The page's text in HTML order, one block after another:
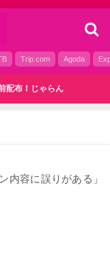
Trip.com Agoda
配布！じゃらん
内容に誤りがある」